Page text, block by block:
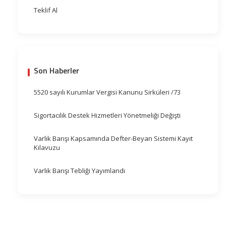
Teklif Al
Son Haberler
5520 sayılı Kurumlar Vergisi Kanunu Sirküleri /73
Sigortacılık Destek Hizmetleri Yönetmeliği Değişti
Varlık Barışı Kapsamında Defter-Beyan Sistemi Kayıt
Kılavuzu
Varlık Barışı Tebliği Yayımlandı